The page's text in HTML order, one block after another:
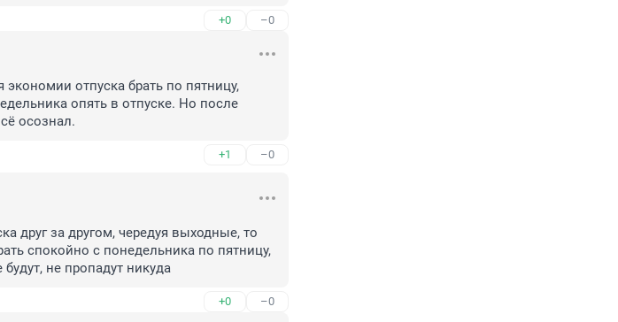
+0 –0
отпуска брать по пятницу,
опять в отпуске. Но после
осознал.
+1 –0
друг за другом, чередуя выходные, то
спокойно с понедельника по пятницу,
не пропадут никуда
+0 –0